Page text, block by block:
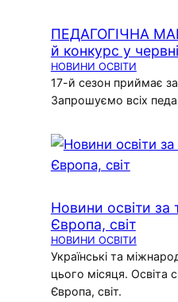
ПЕДАГОГІЧНА
й конкурс у червні
НОВИНИ ОСВІТИ
17-й сезон приймає
Запрошуємо всіх
Новини освіти за
Європа, світ
НОВИНИ ОСВІТИ
Українські та
цього місяця. Освіта
Європа, світ.